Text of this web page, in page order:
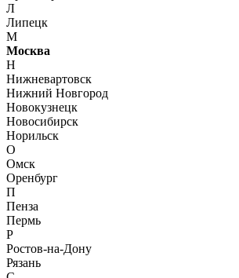
Л
Липецк
М
Москва
Н
Нижневартовск
Нижний Новгород
Новокузнецк
Новосибирск
Норильск
О
Омск
Оренбург
П
Пенза
Пермь
Р
Ростов-на-Дону
Рязань